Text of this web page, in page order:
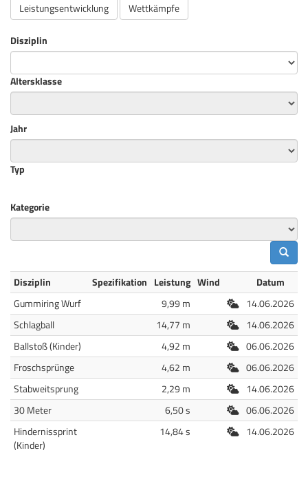
Leistungsentwicklung Wettkämpfe
Disziplin
Altersklasse
Jahr
Typ
Kategorie
Disziplin Spezifikation Leistung Wind
Datum
Gummiring Wurf
9,99 m Freiluft
14.06.2026
Schlagball
14,77 m Freiluft
14.06.2026
Ballstoß (Kinder)
4,92 m Freiluft
06.06.2026
Froschsprünge
4,62 m Freiluft
06.06.2026
Stabweitsprung
2,29 m Freiluft
14.06.2026
30 Meter
6,50 s Freiluft
06.06.2026
Hindernissprint
(Kinder)
14,84 s Freiluft
14.06.2026